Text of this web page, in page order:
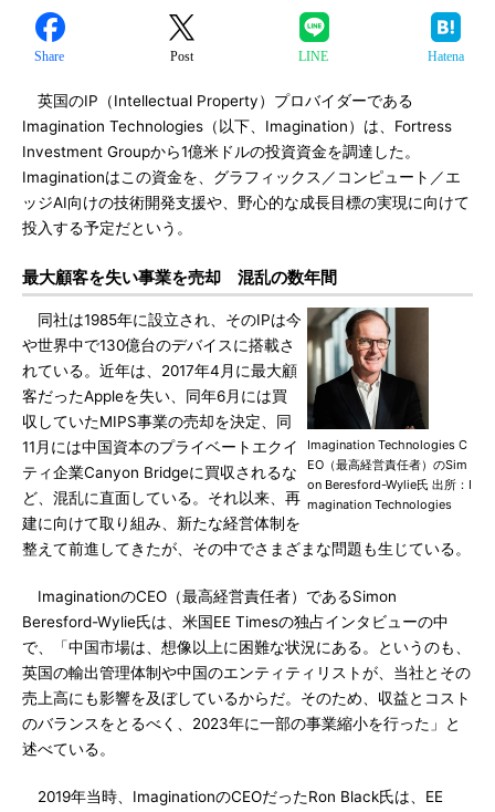
Share Post LINE Hatena
英国のIP（Intellectual Property）プロバイダーである
Imagination Technologies（以下、Imagination）は、Fortress
Investment Groupから1億米ドルの投資資金を調達した。
Imaginationはこの資金を、グラフィックス／コンピュート／エ
ッジAI向けの技術開発支援や、野心的な成長目標の実現に向けて
投入する予定だという。
最大顧客を失い事業を売却 混乱の数年間
Imagination Technologies C
EO（最高経営責任者）のSim
on Beresford-Wylie氏 出所：I
magination Technologies
同社は1985年に設立され、そのIPは今
や世界中で130億台のデバイスに搭載さ
れている。近年は、2017年4月に最大顧
客だったAppleを失い、同年6月には買
収していたMIPS事業の売却を決定、同
11月には中国資本のプライベートエクイ
ティ企業Canyon Bridgeに買収されるな
ど、混乱に直面している。それ以来、再
建に向けて取り組み、新たな経営体制を
整えて前進してきたが、その中でさまざまな問題も生じている。
ImaginationのCEO（最高経営責任者）であるSimon
Beresford-Wylie氏は、米国EE Timesの独占インタビューの中
で、「中国市場は、想像以上に困難な状況にある。というのも、
英国の輸出管理体制や中国のエンティティリストが、当社とその
売上高にも影響を及ぼしているからだ。そのため、収益とコスト
のバランスをとるべく、2023年に一部の事業縮小を行った」と
述べている。
2019年当時、ImaginationのCEOだったRon Black氏は、EE